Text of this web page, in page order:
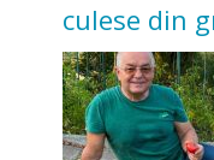
culese din
nu poate